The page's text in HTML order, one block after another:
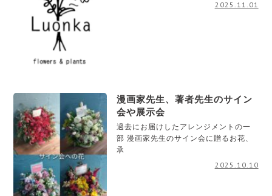
2025.11.01
漫画家先生、著者先生のサイン
会や展示会
過去にお届けしたアレンジメントの一
部 漫画家先生のサイン会に贈るお花、
承
2025.10.10